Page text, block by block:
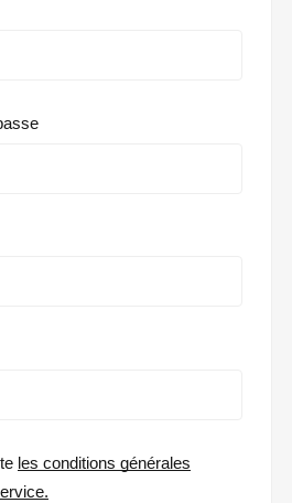
les conditions générales